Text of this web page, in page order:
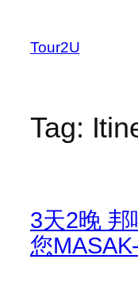
content
Tour2U
Tag:
3天2晚 邦
您